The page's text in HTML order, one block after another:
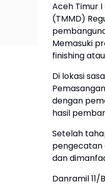
Aceh Timur I
(TMMD)
Memasuki
finishing
Di lokasi
dengan
hasil
Setelah
pengecatan
dan
Danramil